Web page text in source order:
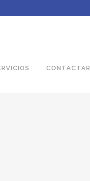
CONTACTAR